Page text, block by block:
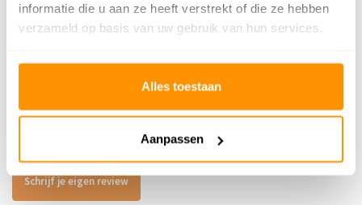
informatie die u aan ze heeft verstrekt of die ze hebben
verzameld op basis van uw gebruik van hun services.
Alles toestaan
Aanpassen
Er zijn nog geen reviews geschreven over dit product..
Schrijf je eigen review